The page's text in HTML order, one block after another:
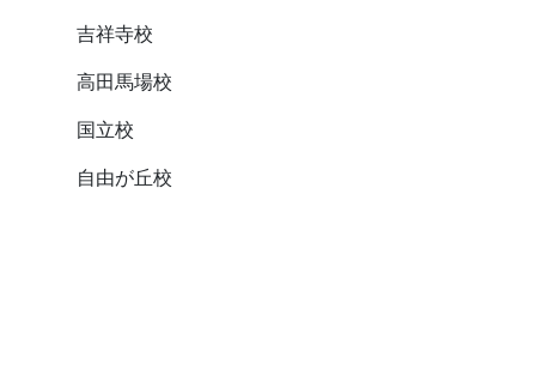
吉祥寺校
高田馬場校
国立校
自由が丘校